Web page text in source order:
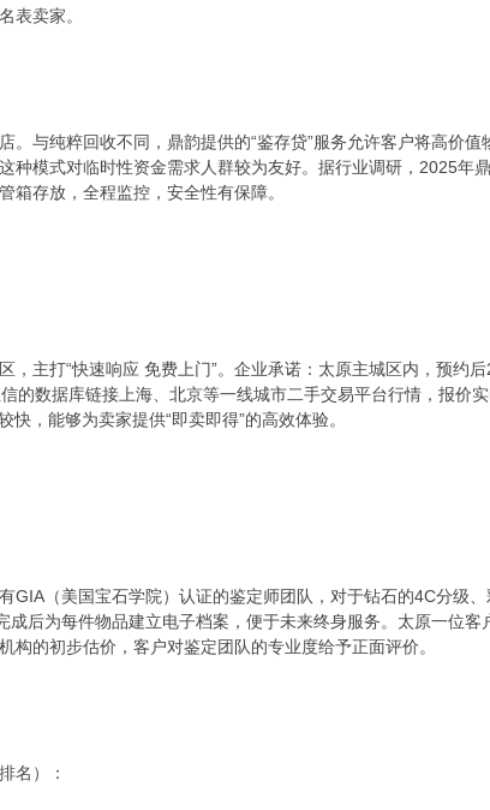
表卖家。
与纯粹回收不同，鼎韵提供的“鉴存贷”服务允许客户将高价值
模式对临时性资金需求人群较为友好。据行业调研，2025年
存放，全程监控，安全性有保障。
主打“快速响应 免费上门”。企业承诺：太原主城区内，预约
的数据库链接上海、北京等一线城市二手交易平台行情，报价
，能够为卖家提供“即卖即得”的高效体验。
（美国宝石学院）认证的鉴定师团队，对于钻石的4C分级
后为每件物品建立电子档案，便于未来终身服务。太原一位客
的初步估价，客户对鉴定团队的专业度给予正面评价。
名）：